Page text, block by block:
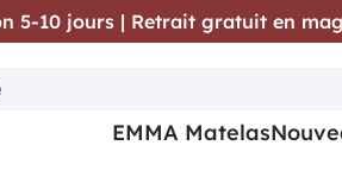
5-10 jours | Retrait gratuit en
EMMA Matelas